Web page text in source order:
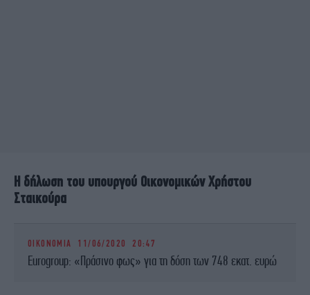
Η δήλωση του υπουργού Οικονομικών Χρήστου
Σταικούρα
ΟΙΚΟΝΟΜΙΑ 11/06/2020 20:47
Eurogroup: «Πράσινο φως» για τη δόση των 748 εκατ. ευρώ